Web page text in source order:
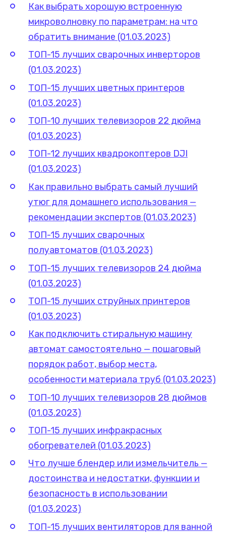
Как выбрать хорошую встроенную
микроволновку по параметрам: на что
обратить внимание (01.03.2023)
ТОП-15 лучших сварочных инверторов
(01.03.2023)
ТОП-15 лучших цветных принтеров
(01.03.2023)
ТОП-10 лучших телевизоров 22 дюйма
(01.03.2023)
ТОП-12 лучших квадрокоптеров DJI
(01.03.2023)
Как правильно выбрать самый лучший
утюг для домашнего использования —
рекомендации экспертов (01.03.2023)
ТОП-15 лучших сварочных
полуавтоматов (01.03.2023)
ТОП-15 лучших телевизоров 24 дюйма
(01.03.2023)
ТОП-15 лучших струйных принтеров
(01.03.2023)
Как подключить стиральную машину
автомат самостоятельно — пошаговый
порядок работ, выбор места,
особенности материала труб (01.03.2023)
ТОП-10 лучших телевизоров 28 дюймов
(01.03.2023)
ТОП-15 лучших инфракрасных
обогревателей (01.03.2023)
Что лучше блендер или измельчитель —
достоинства и недостатки, функции и
безопасность в использовании
(01.03.2023)
ТОП-15 лучших вентиляторов для ванной